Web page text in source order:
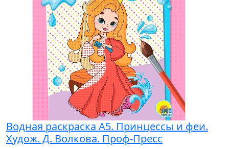
Водная раскраска А5. Принцессы и феи.
Худож. Д. Волкова. Проф-Пресс